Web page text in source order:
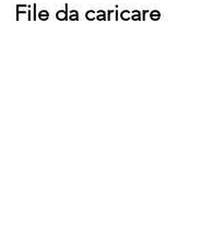
File da caricare